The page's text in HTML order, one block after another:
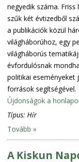
negyedik száma.
szűk két évtizedből
a publikációk közül
világháborúhoz, egy
világháborús
évfordulósnak
politikai eseményeket
források segítségével.
Újdonságok a
Típus: Hír
Tovább »
A Kiskun